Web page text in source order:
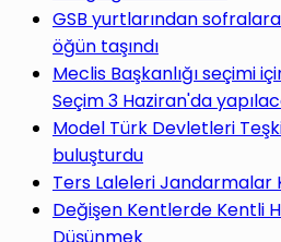
GSB yurtlarından
öğün taşındı
Meclis Başkanlığı seçimi
Seçim 3 Haziran'da
Model Türk Devletleri
buluşturdu
Ters Laleleri Jandarmalar
Değişen Kentlerde Kentli